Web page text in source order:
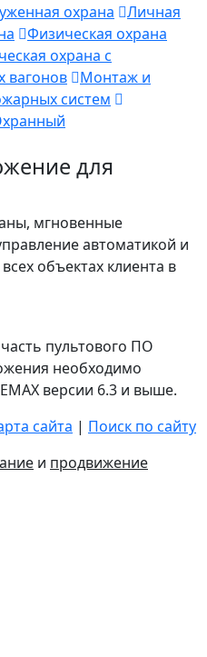
охрана
Личная
Физическая охрана
охрана с
вагонов
Монтаж и
систем
для
мгновенные
автоматикой и
объектах клиента в
пультового ПО
необходимо
версии 6.3 и выше.
сайта | Поиск по сайту
и продвижение